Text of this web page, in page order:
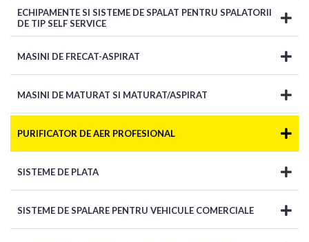
ECHIPAMENTE SI SISTEME DE SPALAT PENTRU SPALATORII
DE TIP SELF SERVICE
MASINI DE FRECAT-ASPIRAT
MASINI DE MATURAT SI MATURAT/ASPIRAT
PURIFICATOR DE AER PROFESIONAL
SISTEME DE PLATA
SISTEME DE SPALARE PENTRU VEHICULE COMERCIALE